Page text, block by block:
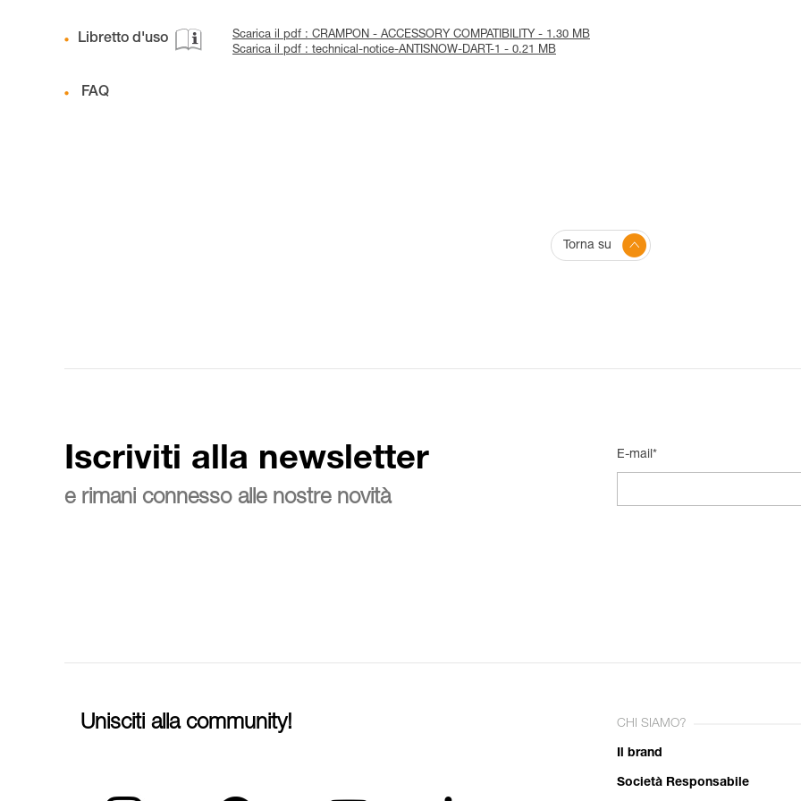
Libretto d'uso
Scarica il pdf : CRAMPON - ACCESSORY COMPATIBILITY - 1.30 MB
Scarica il pdf : technical-notice-ANTISNOW-DART-1 - 0.21 MB
FAQ
Torna su
Iscriviti alla newsletter
e rimani connesso alle nostre novità
E-mail*
Unisciti alla community! CHI SIAMO?
Il brand
Società Responsabile